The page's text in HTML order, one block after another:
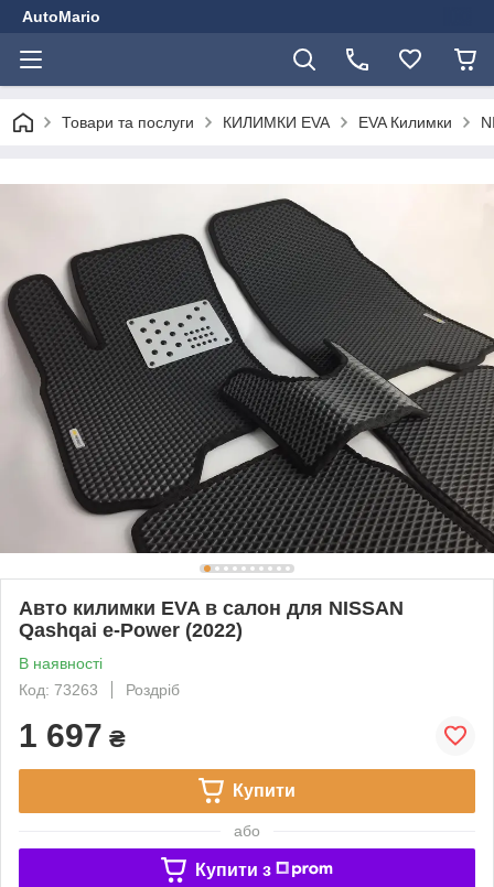
AutoMario
Товари та послуги КИЛИМКИ EVA EVA Килимки
Авто килимки EVA в салон для NISSAN
Qashqai e-Power (2022)
В наявності
Код: 73263
Роздріб
1 697 ₴
Купити
або
Купити з